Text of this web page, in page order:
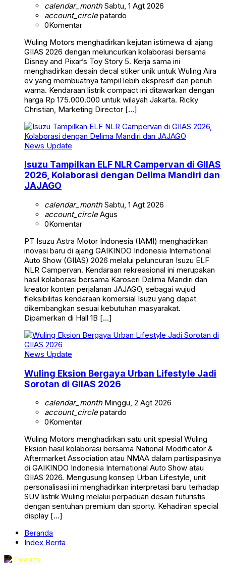
calendar_monthSabtu, 1 Agt 2026
account_circlepatardo
0Komentar
Wuling Motors menghadirkan kejutan istimewa di ajang
GIIAS 2026 dengan meluncurkan kolaborasi bersama
Disney and Pixar’s Toy Story 5. Kerja sama ini
menghadirkan desain decal stiker unik untuk Wuling Aira
ev yang membuatnya tampil lebih ekspresif dan penuh
warna. Kendaraan listrik compact ini ditawarkan dengan
harga Rp 175.000.000 untuk wilayah Jakarta. Ricky
Christian, Marketing Director […]
News Update
Isuzu Tampilkan ELF NLR Campervan di GIIAS
2026, Kolaborasi dengan Delima Mandiri dan
JAJAGO
calendar_monthSabtu, 1 Agt 2026
account_circleAgus
0Komentar
PT Isuzu Astra Motor Indonesia (IAMI) menghadirkan
inovasi baru di ajang GAIKINDO Indonesia International
Auto Show (GIIAS) 2026 melalui peluncuran Isuzu ELF
NLR Campervan. Kendaraan rekreasional ini merupakan
hasil kolaborasi bersama Karoseri Delima Mandiri dan
kreator konten perjalanan JAJAGO, sebagai wujud
fleksibilitas kendaraan komersial Isuzu yang dapat
dikembangkan sesuai kebutuhan masyarakat.
Dipamerkan di Hall 1B […]
News Update
Wuling Eksion Bergaya Urban Lifestyle Jadi
Sorotan di GIIAS 2026
calendar_monthMinggu, 2 Agt 2026
account_circlepatardo
0Komentar
Wuling Motors menghadirkan satu unit spesial Wuling
Eksion hasil kolaborasi bersama National Modificator &
Aftermarket Association atau NMAA dalam partisipasinya
di GAIKINDO Indonesia International Auto Show atau
GIIAS 2026. Mengusung konsep Urban Lifestyle, unit
personalisasi ini menghadirkan interpretasi baru terhadap
SUV listrik Wuling melalui perpaduan desain futuristis
dengan sentuhan premium dan sporty. Kehadiran special
display […]
Beranda
Index Berita